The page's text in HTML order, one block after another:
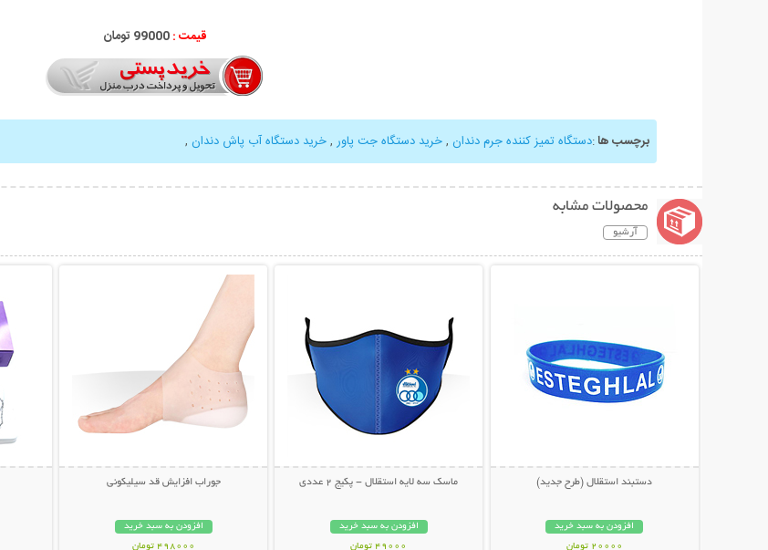
قیمت :99000 تومان
برچسب ها:دستگاه تمیز کننده جرم دندان ,خرید دستگاه جت پاور ,خرید دستگاه آب پاش دندان ,
محصولات مشابه
آرشیو
دستبند استقلال (طرح جدید)
افزودن به سبد خرید
20000 تومان
ماسک سه لایه استقلال - پکیج 2 عددی
افزودن به سبد خرید
49000 تومان
جوراب افزایش قد سیلیکونی
افزودن به سبد خرید
498000 تومان